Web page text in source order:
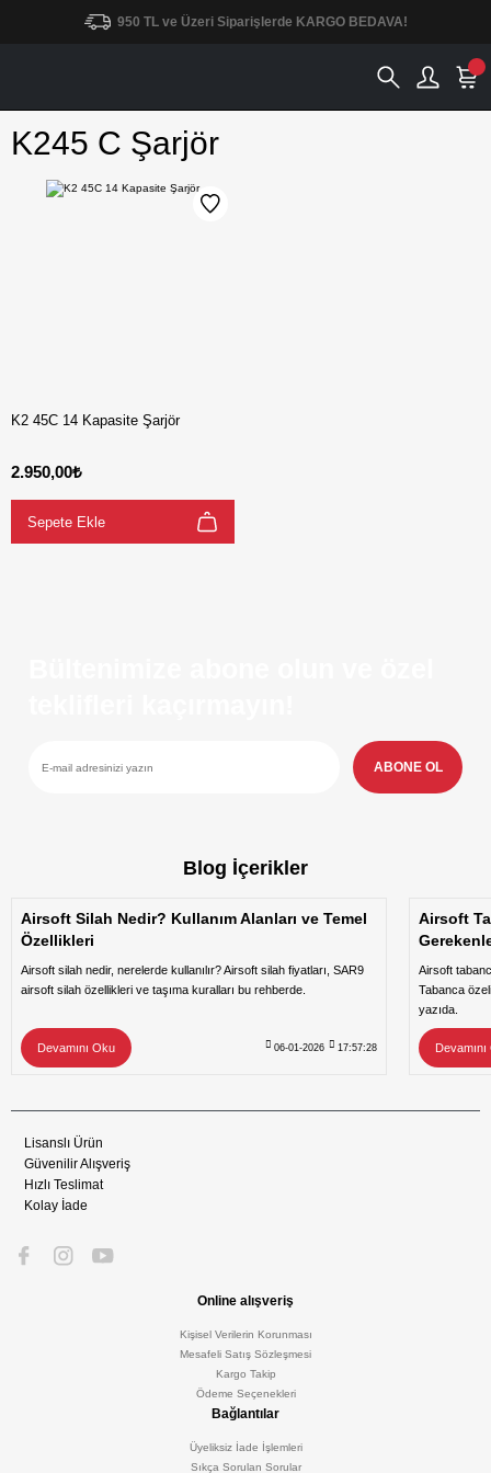
950 TL ve Üzeri Siparişlerde KARGO BEDAVA!
K245 C Şarjör
K2 45C 14 Kapasite Şarjör
2.950,00₺
Sepete Ekle
ABONE OL
Blog İçerikler
Airsoft Silah Nedir? Kullanım Alanları ve Temel
Özellikleri
Airsoft silah nedir, nerelerde kullanılır? Airsoft silah fiyatları, SAR9
airsoft silah özellikleri ve taşıma kuralları bu rehberde.
Devamını Oku 06-01-2026 17:57:28
Airsoft
Airsoft
Tabanca
yazıda.
Lisanslı Ürün
Güvenilir Alışveriş
Hızlı Teslimat
Kolay İade
Online alışveriş
Kişisel Verilerin Korunması
Mesafeli Satış Sözleşmesi
Kargo Takip
Ödeme Seçenekleri
Bağlantılar
Üyeliksiz İade İşlemleri
Sıkça Sorulan Sorular